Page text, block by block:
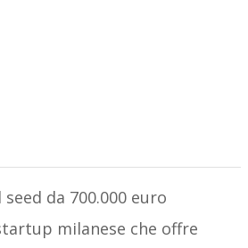
da 700.000 euro
milanese che offre